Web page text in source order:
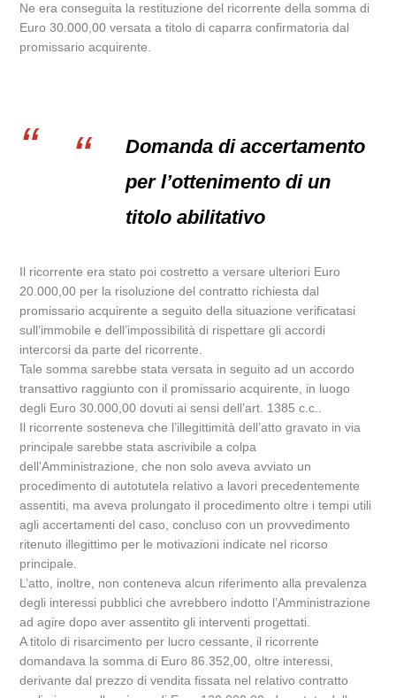
Ne era conseguita la restituzione del ricorrente della somma di
Euro 30.000,00 versata a titolo di caparra confirmatoria dal
promissario acquirente.
Domanda di accertamento
per l’ottenimento di un
titolo abilitativo
Il ricorrente era stato poi costretto a versare ulteriori Euro
20.000,00 per la risoluzione del contratto richiesta dal
promissario acquirente a seguito della situazione verificatasi
sull’immobile e dell’impossibilità di rispettare gli accordi
intercorsi da parte del ricorrente.
Tale somma sarebbe stata versata in seguito ad un accordo
transattivo raggiunto con il promissario acquirente, in luogo
degli Euro 30.000,00 dovuti ai sensi dell’art. 1385 c.c..
Il ricorrente sosteneva che l’illegittimità dell’atto gravato in via
principale sarebbe stata ascrivibile a colpa
dell’Amministrazione, che non solo aveva avviato un
procedimento di autotutela relativo a lavori precedentemente
assentiti, ma aveva prolungato il procedimento oltre i tempi utili
agli accertamenti del caso, concluso con un provvedimento
ritenuto illegittimo per le motivazioni indicate nel ricorso
principale.
L’atto, inoltre, non conteneva alcun riferimento alla prevalenza
degli interessi pubblici che avrebbero indotto l’Amministrazione
ad agire dopo aver assentito gli interventi progettati.
A titolo di risarcimento per lucro cessante, il ricorrente
domandava la somma di Euro 86.352,00, oltre interessi,
derivante dal prezzo di vendita fissata nel relativo contratto